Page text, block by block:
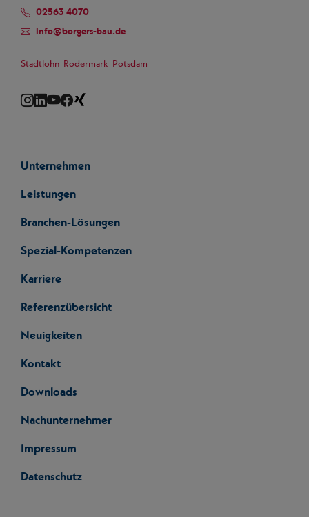
02563 4070
info@borgers-bau.de
Stadtlohn Rödermark Potsdam
Instagram
LinkedIn
YouTube
Facebook
Unternehmen
Leistungen
Branchen-Lösungen
Spezial-Kompetenzen
Karriere
Referenzübersicht
Neuigkeiten
Kontakt
Downloads
Nachunternehmer
Impressum
Datenschutz